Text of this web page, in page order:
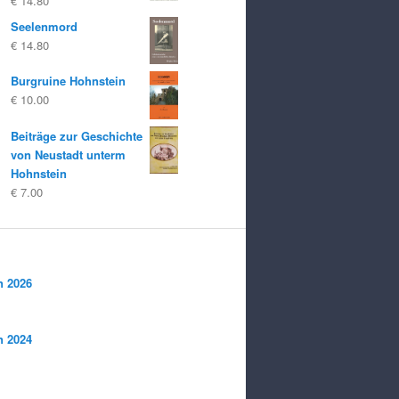
Seelenmord
€ 14.80
Burgruine Hohnstein
€ 10.00
Beiträge zur Geschichte
von Neustadt unterm
Hohnstein
€ 7.00
2026
2024